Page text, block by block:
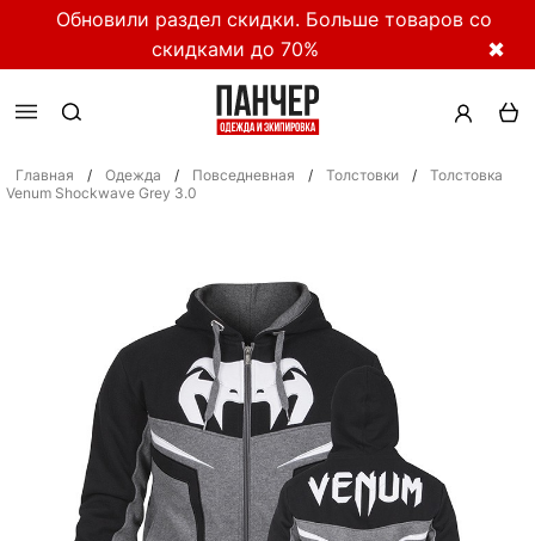
Обновили раздел скидки. Больше товаров со
скидками до 70%
✖
Главная / Одежда / Повседневная / Толстовки /
Толстовка
Venum Shockwave Grey 3.0